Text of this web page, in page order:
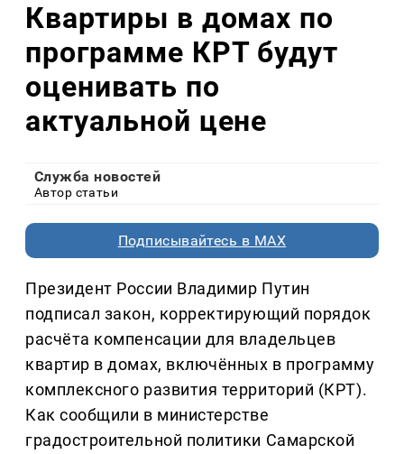
Квартиры в домах по
программе КРТ будут
оценивать по
актуальной цене
Служба новостей
Автор статьи
Подписывайтесь в MAX
Президент России Владимир Путин
подписал закон, корректирующий порядок
расчёта компенсации для владельцев
квартир в домах, включённых в программу
комплексного развития территорий (КРТ).
Как сообщили в министерстве
градостроительной политики Самарской